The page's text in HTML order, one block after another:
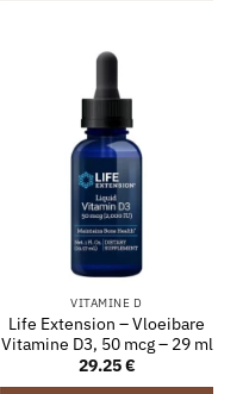
VITAMINE D
Life Extension – Vloeibare
Vitamine D3, 50 mcg – 29 ml
29.25€